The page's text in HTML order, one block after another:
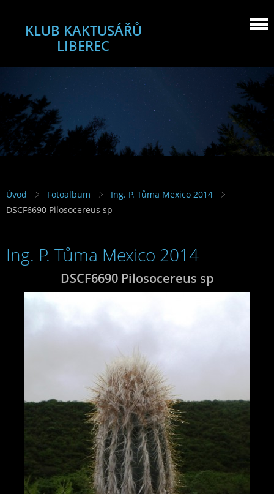
KLUB KAKTUSÁŘŮ
LIBEREC
Úvod Fotoalbum
Ing. P. Tůma Mexico 2014
DSCF6690 Pilosocereus sp
Ing. P. Tůma Mexico 2014
DSCF6690 Pilosocereus sp